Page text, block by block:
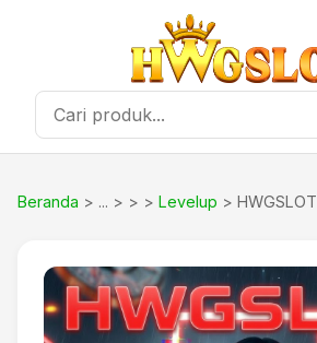
Beranda > > Levelup > HWGSLOT